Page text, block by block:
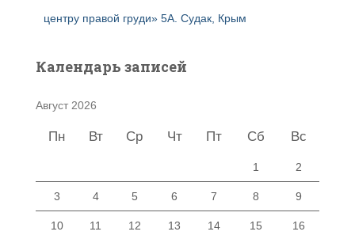
центру правой груди» 5А. Судак, Крым
Календарь записей
Август 2026
Пн Вт Ср Чт Пт Сб Вс
1 2
3 4 5 6 7 8 9
10 11 12 13 14 15 16